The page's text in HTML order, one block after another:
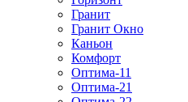
Гранит
Гранит Окно
Каньон
Комфорт
Оптима-11
Оптима-21